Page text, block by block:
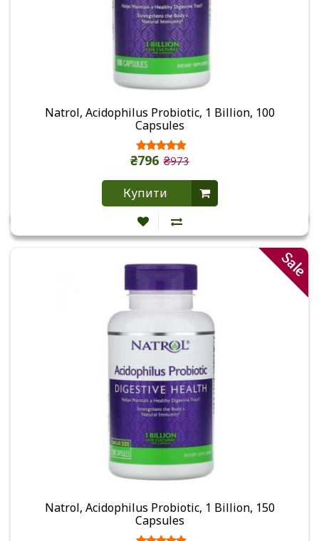
Natrol, Acidophilus Probiotic, 1 Billion, 100
Capsules
₴796 ₴973
Купити
Sale
Natrol, Acidophilus Probiotic, 1 Billion, 150
Capsules